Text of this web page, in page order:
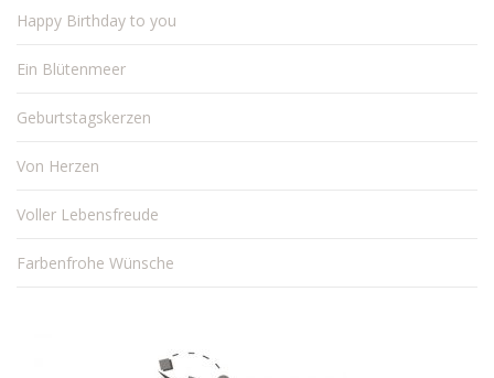
Happy Birthday to you
Ein Blütenmeer
Geburtstagskerzen
Von Herzen
Voller Lebensfreude
Farbenfrohe Wünsche